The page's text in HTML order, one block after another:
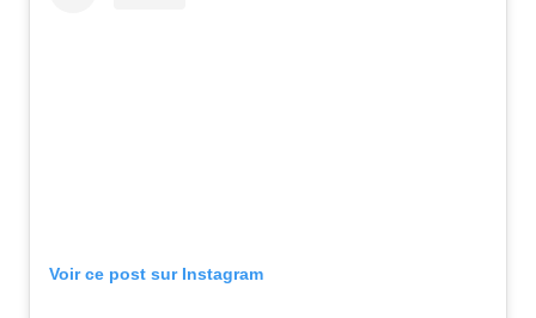
Voir ce post sur Instagram